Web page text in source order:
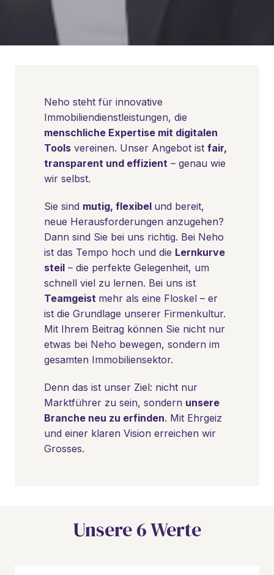
Neho steht für innovative
menschliche Expertise mit digitalen
Tools vereinen. Unser Angebot ist fair,
transparent und effizient – genau wie
wir selbst.
Sie sind mutig, flexibel und bereit,
neue Herausforderungen anzugehen?
Dann sind Sie bei uns richtig. Bei Neho
ist das Tempo hoch und die Lernkurve
steil – die perfekte Gelegenheit, um
Teamgeist mehr als eine Floskel – er
ist die Grundlage unserer Firmenkultur.
Mit Ihrem Beitrag können Sie nicht nur
etwas bei Neho bewegen, sondern im
gesamten Immobiliensektor.
Denn das ist unser Ziel: nicht nur
Marktführer zu sein, sondern unsere
Branche neu zu erfinden. Mit Ehrgeiz
und einer klaren Vision erreichen wir
Grosses.
Unsere 6 Werte